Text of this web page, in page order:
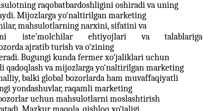
raqobatbardoshligini oshiradi va uning
Mijozlarga yo‘naltirilgan marketing
mahsulotlarning narxini, sifatini va
iste’molchilar ehtiyojlari va
talablariga
ajratib turish va o‘zining
Bugungi kunda fermer xo‘jaliklari uchun
va mijozlarga yo‘naltirilgan marketing
balki global bozorlarda ham muvaffaqiyatli
yondashuvlar, raqamli marketing
uchun mahsulotlarni moslashtirish